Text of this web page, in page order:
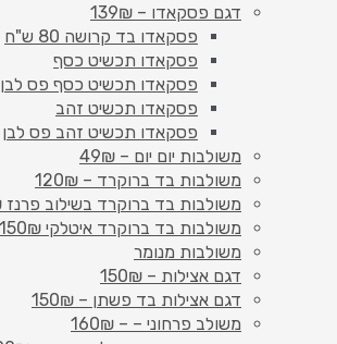
דגם פסקאדו – 139₪
פסקאדו בד קרושה 80 ש"ח
פסקאדו תכשיט כסף
פסקאדו תכשיט כסף פס לבן
פסקאדו תכשיט זהב
פסקאדו תכשיט זהב פס לבן
משולבות יום יום – 49₪
משולבות בד ברוקרד – 120₪
משולבות בד ברוקרד בשילוב פרנז 130₪
משולבות בד ברוקרד איטלקי 150₪
משולבות מנומר
דגם אצילות – 150₪
דגם אצילות בד פשתן – 150₪
משולב פרחוני – – 160₪